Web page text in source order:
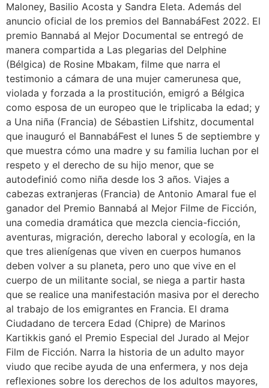
Maloney, Basilio Acosta y Sandra Eleta. Además del
anuncio oficial de los premios del BannabáFest 2022. El
premio Bannabá al Mejor Documental se entregó de
manera compartida a Las plegarias del Delphine
(Bélgica) de Rosine Mbakam, filme que narra el
testimonio a cámara de una mujer camerunesa que,
violada y forzada a la prostitución, emigró a Bélgica
como esposa de un europeo que le triplicaba la edad; y
a Una niña (Francia) de Sébastien Lifshitz, documental
que inauguró el BannabáFest el lunes 5 de septiembre y
que muestra cómo una madre y su familia luchan por el
respeto y el derecho de su hijo menor, que se
autodefinió como niña desde los 3 años. Viajes a
cabezas extranjeras (Francia) de Antonio Amaral fue el
ganador del Premio Bannabá al Mejor Filme de Ficción,
una comedia dramática que mezcla ciencia-ficción,
aventuras, migración, derecho laboral y ecología, en la
que tres alienígenas que viven en cuerpos humanos
deben volver a su planeta, pero uno que vive en el
cuerpo de un militante social, se niega a partir hasta
que se realice una manifestación masiva por el derecho
al trabajo de los emigrantes en Francia. El drama
Ciudadano de tercera Edad (Chipre) de Marinos
Kartikkis ganó el Premio Especial del Jurado al Mejor
Film de Ficción. Narra la historia de un adulto mayor
viudo que recibe ayuda de una enfermera, y nos deja
reflexiones sobre los derechos de los adultos mayores,